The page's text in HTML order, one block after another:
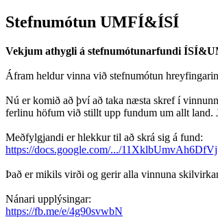
Stefnumótun UMFÍ&ÍSÍ
Vekjum athygli á stefnumótunarfundi
Áfram heldur vinna við stefnumótun
Nú er komið að því að taka næsta skref í
ferlinu höfum við stillt upp fundum um allt land.
Meðfylgjandi er hlekkur til að skrá sig á fund:
https://docs.google.com/.../
Það er mikils virði og gerir alla vinnuna
Nánari upplýsingar:
https://fb.me/e/4g90svwbN